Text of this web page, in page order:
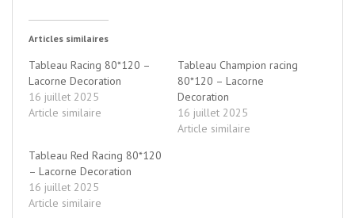
Articles similaires
Tableau Racing 80*120 –
Lacorne Decoration
16 juillet 2025
Article similaire
Tableau Champion racing
80*120 – Lacorne
Decoration
16 juillet 2025
Article similaire
Tableau Red Racing 80*120
– Lacorne Decoration
16 juillet 2025
Article similaire